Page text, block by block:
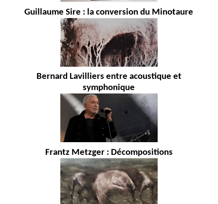
Guillaume Sire : la conversion du Minotaure
Bernard Lavilliers entre acoustique et
symphonique
Frantz Metzger : Décompositions